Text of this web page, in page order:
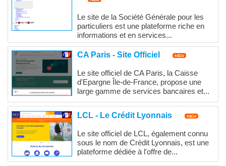
Le site de la Société Générale pour les
particuliers est une plateforme riche en
informations et en services...
CA Paris - Site Officiel
Le site officiel de CA Paris, la Caisse
d'Epargne Île-de-France, propose une
large gamme de services bancaires et...
LCL - Le Crédit Lyonnais
Le site officiel de LCL, également connu
sous le nom de Crédit Lyonnais, est une
plateforme dédiée à l'offre de...